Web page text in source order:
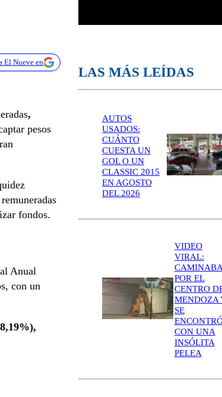
El Nueve en
,
pesos
fondos.
Anual
con un
LAS MÁS LEÍDAS
AUTOS
USADOS:
CUÁNTO
CUESTA UN
GOL O UN
CLASSIC 2015
EN AGOSTO
DEL 2026
VIDEO
VIRAL:
CAMINABA
POR EL
CENTRO
MENDOZA
SE
CON UNA
INSÓLITA
PELEA